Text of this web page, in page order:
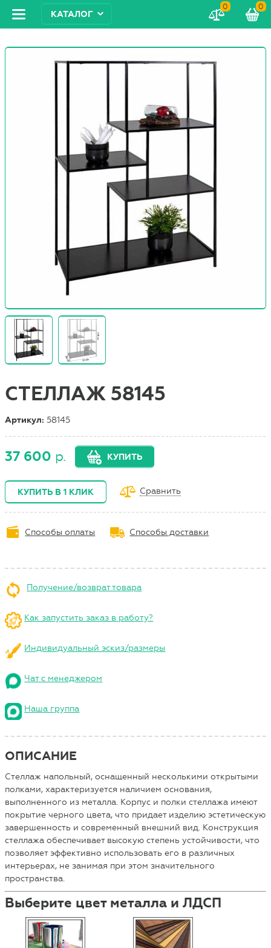
КАТАЛОГ
0 0
СТЕЛЛАЖ 58145
Артикул: 58145
37 600 р. КУПИТЬ
КУПИТЬ В 1 КЛИК Сравнить
Способы оплаты Способы доставки
Получение/возврат товара
Как запустить заказ в работу?
Индивидуальный эскиз/размеры
Чат с менеджером
Наша группа
ОПИСАНИЕ
Стеллаж напольный, оснащенный несколькими открытыми
полками, характеризуется наличием основания,
выполненного из металла. Корпус и полки стеллажа имеют
покрытие черного цвета, что придает изделию эстетическую
завершенность и современный внешний вид. Конструкция
стеллажа обеспечивает высокую степень устойчивости, что
позволяет эффективно использовать его в различных
интерьерах, не занимая при этом значительного
пространства.
Выберите цвет металла и ЛДСП